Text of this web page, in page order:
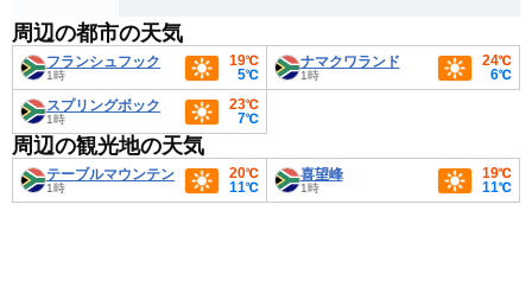
周辺の都市の天気
フランシュフック
1時
19℃
5℃
ナマクワランド
1時
24℃
6℃
スプリングボック
1時
23℃
7℃
周辺の観光地の天気
テーブルマウンテン
1時
20℃
11℃
喜望峰
1時
19℃
11℃